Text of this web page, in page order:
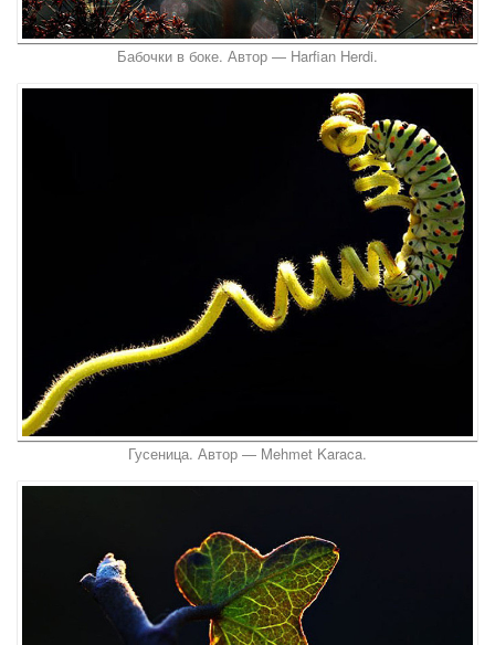
Бабочки в боке. Автор — Harfian Herdi.
Гусеница. Автор — Mehmet Karaca.